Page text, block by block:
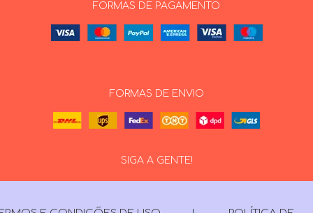
FORMAS DE PAGAMENTO
FORMAS DE ENVIO
SIGA A GENTE!